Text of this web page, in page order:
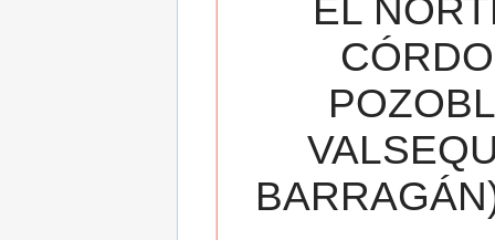
EL